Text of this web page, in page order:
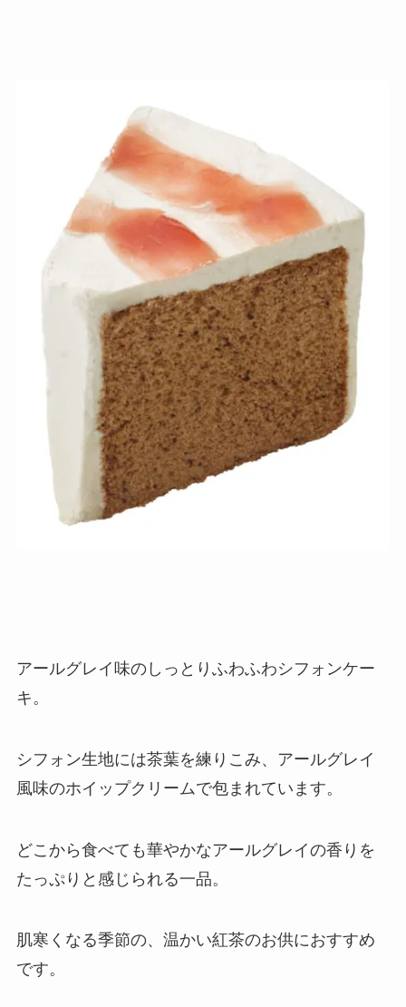
アールグレイ味のしっとりふわふわシフォンケー
キ。
シフォン生地には茶葉を練りこみ、アールグレイ
風味のホイップクリームで包まれています。
どこから食べても華やかなアールグレイの香りを
たっぷりと感じられる一品。
肌寒くなる季節の、温かい紅茶のお供におすすめ
です。